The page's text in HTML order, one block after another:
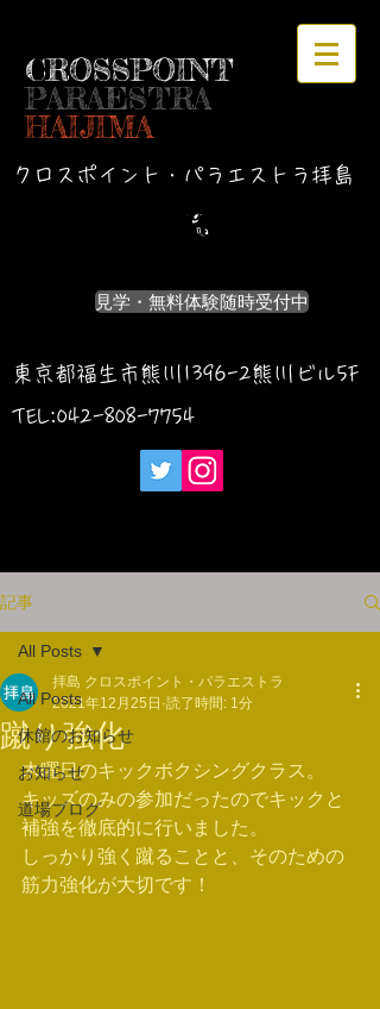
CROSSPOINT
PARAESTRA
HAIJIMA
クロスポイント・パラエストラ拝島
見学・無料体験随時受付中
東京都福生市熊川1396-2熊川ビル5F
TEL:042-808-7754
記事
All Posts
休館のお知らせ
お知らせ
道場ブログ
All Posts
蹴り強化
拝島 クロスポイント・パラエストラ
2021年12月25日 読了時間: 1分
木曜日のキックボクシングクラス。
キッズのみの参加だったのでキックと
補強を徹底的に行いました。
しっかり強く蹴ることと、そのための
筋力強化が大切です！